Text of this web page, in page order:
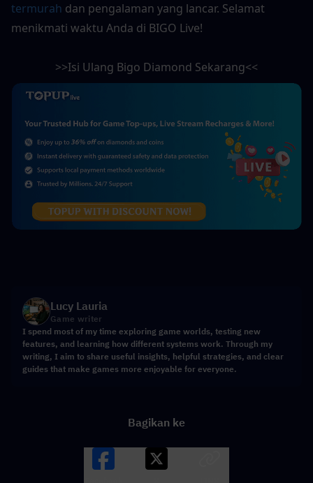
termurah dan pengalaman yang lancar. Selamat
menikmati waktu Anda di BIGO Live!
>>Isi Ulang Bigo Diamond Sekarang<<
Lucy Lauria
Game writer
I spend most of my time exploring game worlds, testing new
features, and learning how different systems work. Through my
writing, I aim to share useful insights, helpful strategies, and clear
guides that make games more enjoyable for everyone.
Bagikan ke